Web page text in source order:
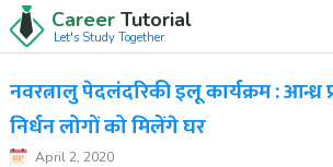
Career Tutorial
Let's Study Together
नवरत्नालु पेदलंदरिकी इलू कार्यक्रम :
निर्धन लोगों को मिलेंगे घर
April 2, 2020